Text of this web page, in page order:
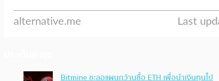
Bitmine ชะลอแผนกว้านซื้อ ETH เพื่อนำเงินทุนไป